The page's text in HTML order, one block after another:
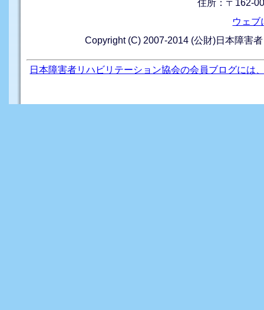
住所：〒162-
ウェブ
Copyright (C) 2007-2014 (公財)日本障害
日本障害者リハビリテーション協会の会員ブログには